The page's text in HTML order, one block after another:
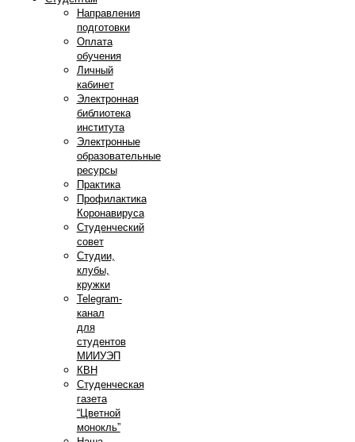
Направления
подготовки
Оплата
обучения
Личный
кабинет
Электронная
библиотека
института
Электронные
образовательные
ресурсы
Практика
Профилактика
Коронавируса
Студенческий
совет
Студии,
клубы,
кружки
Telegram-
канал
для
студентов
МИИУЭП
КВН
Студенческая
газета
“Цветной
монокль”